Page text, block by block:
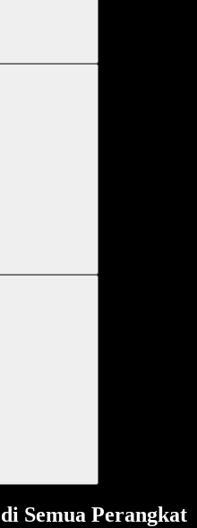
Semua Perangkat